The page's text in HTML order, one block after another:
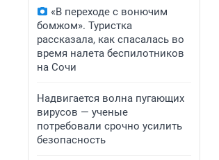
«В переходе с вонючим
бомжом». Туристка
рассказала, как спасалась во
время налета беспилотников
на Сочи
Надвигается волна пугающих
вирусов — ученые
потребовали срочно усилить
безопасность